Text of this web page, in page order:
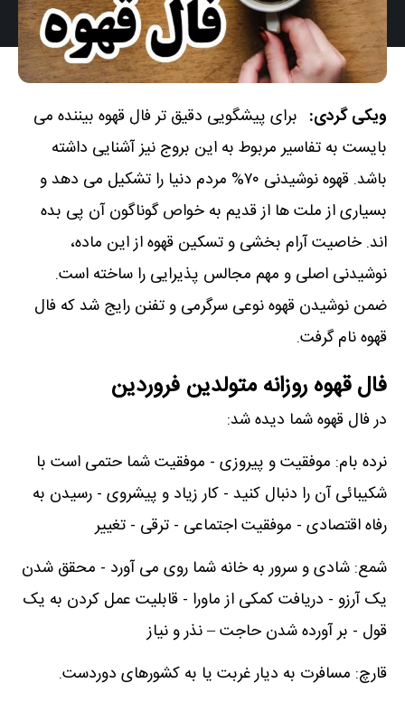
ویکی گردی: برای پیشگویی دقیق تر فال قهوه بیننده می
بایست به تفاسیر مربوط به این بروج نیز آشنایی داشته
باشد. قهوه نوشیدنی ۷۰% مردم دنیا را تشکیل می دهد و
بسیاری از ملت ها از قدیم به خواص گوناگون آن پی بده
اند. خاصیت آرام بخشی و تسکین قهوه از این ماده،
نوشیدنی اصلی و مهم مجالس پذیرایی را ساخته است.
ضمن نوشیدن قهوه نوعی سرگرمی و تفنن رایج شد که فال
قهوه نام گرفت.
فال قهوه روزانه متولدین فروردین
در فال قهوه شما دیده شد:
نرده بام: موفقیت و پیروزی - موفقیت شما حتمی است با
شکیبائی آن را دنبال کنید - کار زیاد و پیشروی - رسیدن به
رفاه اقتصادی - موفقیت اجتماعی - ترقی - تغییر
شمع: شادی و سرور به خانه شما روی می آورد - محقق شدن
یک آرزو - دریافت کمکی از ماورا - قابلیت عمل کردن به یک
قول - بر آورده شدن حاجت – نذر و نیاز
قارچ: مسافرت به دیار غربت یا به کشورهای دوردست.